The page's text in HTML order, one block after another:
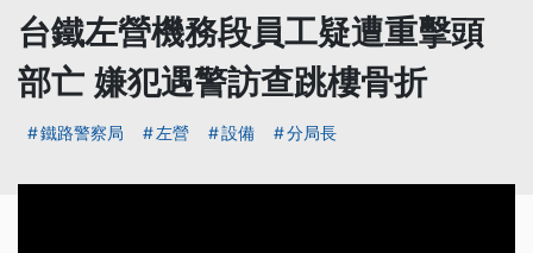
台鐵左營機務段員工疑遭重擊頭
部亡 嫌犯遇警訪查跳樓骨折
鐵路警察局 左營 設備 分局長